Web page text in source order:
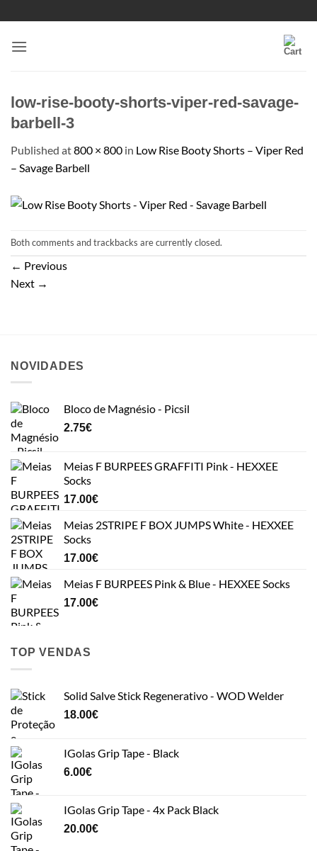
to
content
low-rise-booty-shorts-viper-red-savage-
barbell-3
Published at800 × 800 in Low Rise Booty Shorts – Viper Red
– Savage Barbell
Both comments and trackbacks are currently closed.
← Previous
Next →
NOVIDADES
Bloco de Magnésio - Picsil
2.75€
Meias F BURPEES GRAFFITI Pink - HEXXEE
Socks
17.00€
Meias 2STRIPE F BOX JUMPS White - HEXXEE
Socks
17.00€
Meias F BURPEES Pink & Blue - HEXXEE Socks
17.00€
TOP VENDAS
Solid Salve Stick Regenerativo - WOD Welder
18.00€
IGolas Grip Tape - Black
6.00€
IGolas Grip Tape - 4x Pack Black
20.00€